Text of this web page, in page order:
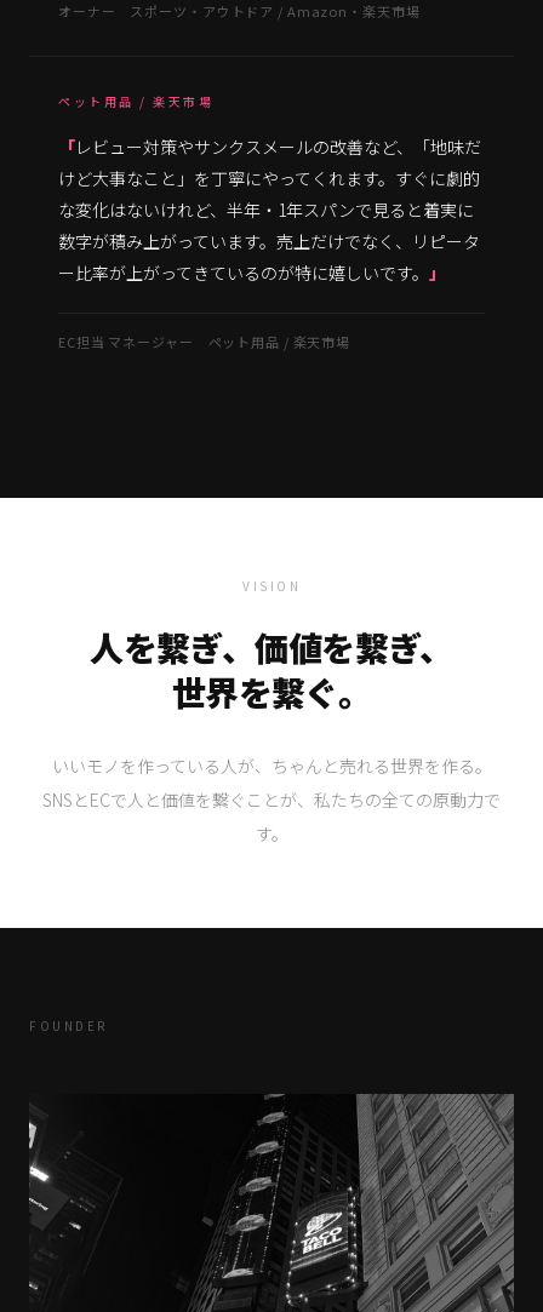
オーナー スポーツ・アウトドア / Amazon・楽天市場
ペット用品 / 楽天市場
レビュー対策やサンクスメールの改善など、「地味だ
けど大事なこと」を丁寧にやってくれます。すぐに劇的
な変化はないけれど、半年・1年スパンで見ると着実に
数字が積み上がっています。売上だけでなく、リピータ
ー比率が上がってきているのが特に嬉しいです。
EC担当 マネージャー ペット用品 / 楽天市場
VISION
人を繋ぎ、価値を繋ぎ、
世界を繋ぐ。
いいモノを作っている人が、ちゃんと売れる世界を作る。
SNSとECで人と価値を繋ぐことが、私たちの全ての原動力で
す。
FOUNDER